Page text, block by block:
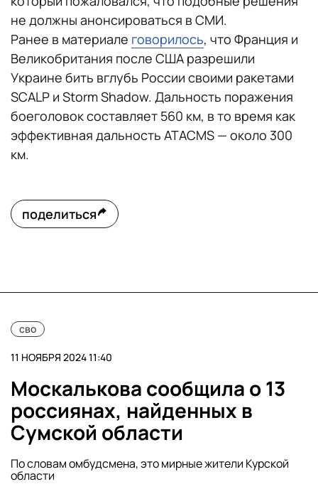
не должны анонсироваться в СМИ.
Ранее в материале говорилось, что Франция и
Великобритания после США разрешили
Украине бить вглубь России своими ракетами
SCALP и Storm Shadow. Дальность поражения
боеголовок составляет 560 км, в то время как
эффективная дальность ATACMS — около 300
км.
поделиться
сво
11 НОЯБРЯ 2024 11:40
Москалькова сообщила о 13
россиянах, найденных в
Сумской области
По словам омбудсмена, это мирные жители Курской
области